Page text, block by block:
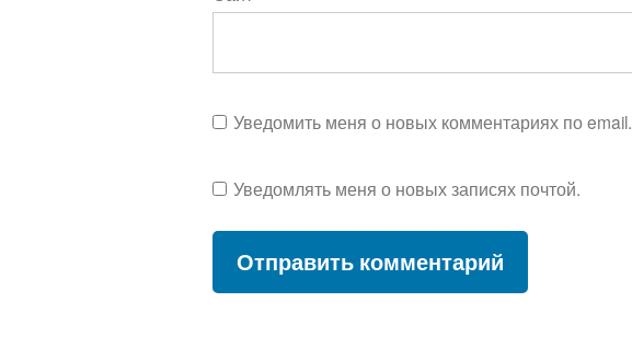
Уведомить меня о новых комментариях по email.
Уведомлять меня о новых записях почтой.